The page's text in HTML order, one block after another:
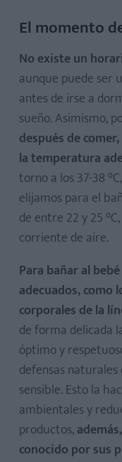
El momento
No existe un
aunque puede ser
antes de irse a
sueño. Asimismo,
después de
la temperatura
torno a los 37-38
elijamos para el
de entre 22 y 25
corriente de aire.
Para bañar al
adecuados, como
corporales de la
de forma delicada
óptimo y
defensas
sensible. Esto la
ambientales y
productos,
conocido por sus